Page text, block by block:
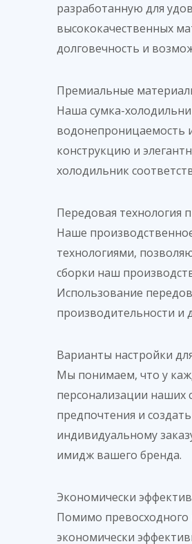
разработанную для
высококачественных
долговечность и
Премиальные
Наша сумка-
водонепроницаемость
конструкцию и
холодильник
Передовая технология
Наше
технологиями,
сборки наш
Использование
производительности и
Варианты настройки
Мы понимаем, что у
персонализации наших
предпочтения и
индивидуальному
имидж вашего бренда.
Экономически
Помимо превосходного
экономически